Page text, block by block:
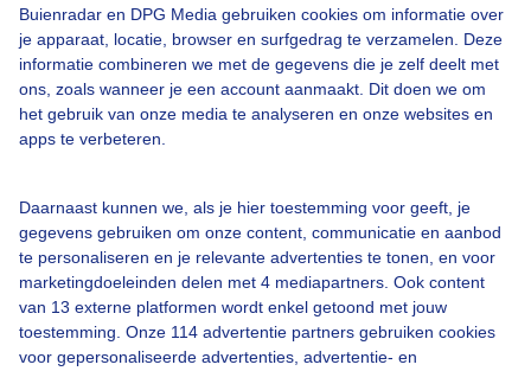
Buienradar en DPG Media gebruiken cookies om informatie over
je apparaat, locatie, browser en surfgedrag te verzamelen. Deze
informatie combineren we met de gegevens die je zelf deelt met
ons, zoals wanneer je een account aanmaakt. Dit doen we om
het gebruik van onze media te analyseren en onze websites en
apps te verbeteren.
Daarnaast kunnen we, als je hier toestemming voor geeft, je
gegevens gebruiken om onze content, communicatie en aanbod
te personaliseren en je relevante advertenties te tonen, en voor
marketingdoeleinden delen met 4 mediapartners. Ook content
van 13 externe platformen wordt enkel getoond met jouw
toestemming. Onze 114 advertentie partners gebruiken cookies
voor gepersonaliseerde advertenties, advertentie- en
Bekijk slideshow
Over Buienradar